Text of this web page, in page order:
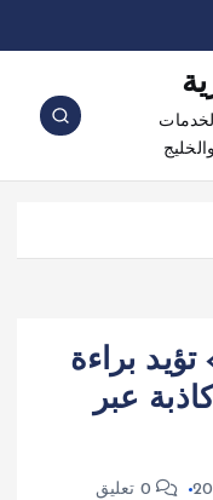
براءة
عبر
0 تعليق